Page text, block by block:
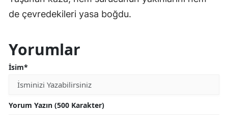
de çevredekileri yasa boğdu.
Yorumlar
İsim*
Yorum Yazın (500 Karakter)